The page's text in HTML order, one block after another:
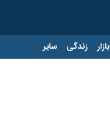
بازار زندگی سایر